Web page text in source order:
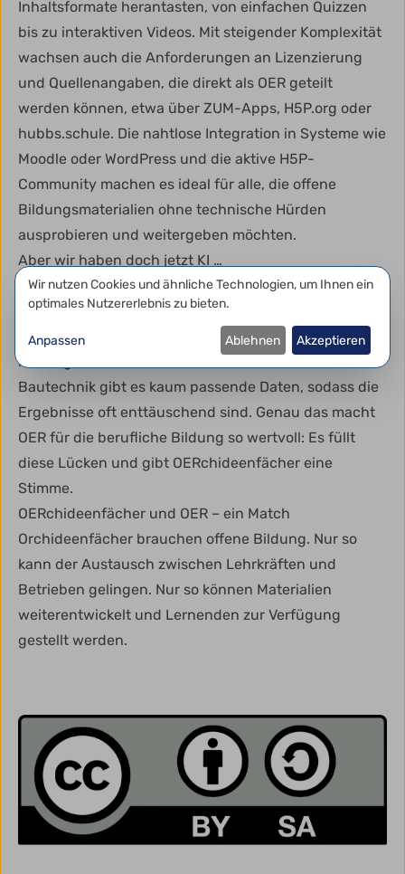
Inhaltsformate herantasten, von einfachen Quizzen
bis zu interaktiven Videos. Mit steigender Komplexität
wachsen auch die Anforderungen an Lizenzierung
und Quellenangaben, die direkt als OER geteilt
werden können, etwa über ZUM-Apps, H5P.org oder
hubbs.schule. Die nahtlose Integration in Systeme wie
Moodle oder WordPress und die aktive H5P-
Community machen es ideal für alle, die offene
Bildungsmaterialien ohne technische Hürden
ausprobieren und weitergeben möchten.
Aber wir haben doch jetzt KI …
Mit frei verfügbaren KI-Modellen hat die Content-
Erstellung eine neue Dimension erreicht. Doch die
Qualität hängt vom Trainingsmaterial ab und genau
hier liegt das Problem. Für Nischenfächer wie
Bautechnik gibt es kaum passende Daten, sodass die
Ergebnisse oft enttäuschend sind. Genau das macht
OER für die berufliche Bildung so wertvoll: Es füllt
diese Lücken und gibt OERchideenfächer eine
Stimme.
OERchideenfächer und OER – ein Match
Orchideenfächer brauchen offene Bildung. Nur so
kann der Austausch zwischen Lehrkräften und
Betrieben gelingen. Nur so können Materialien
weiterentwickelt und Lernenden zur Verfügung
gestellt werden.
Datenschutzeinstellungen
Wir nutzen Cookies und ähnliche Technologien, um Ihnen ein
optimales Nutzererlebnis zu bieten.
Anpassen Ablehnen Akzeptieren